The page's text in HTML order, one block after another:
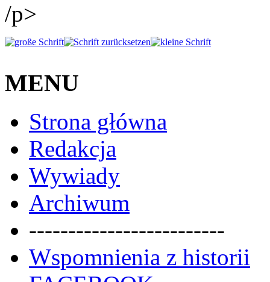
/p>
MENU
Strona główna
Redakcja
Wywiady
Archiwum
-------------------------
Wspomnienia z historii